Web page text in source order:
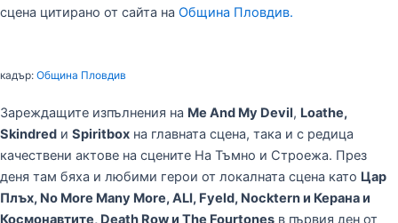
сцена цитирано от сайта на Община Пловдив.
кадър: Община Пловдив
Зареждащите изпълнения на Me And My Devil, Loathe,
Skindred и Spiritbox нa главната сцена, така и с редица
качествени актове на сцените На Тъмно и Строежа. През
деня там бяха и любими герои от локалната сцена като Цар
Плъх, No More Many More, ALI, Fyeld, Nocktern и Керана и
Космонавтите, Death Row и The Fourtones в първия ден от